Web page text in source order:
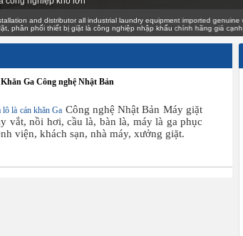
and distributor all industrial laundry equipment imported genuine with
phối thiết bị giặt là công nghiệp nhập khẩu chính hãng giá cạnh tranh
Ga Công nghệ Nhật Bản
lô là cán khăn Ga Công nghệ Nhật Bản Máy giặt
vắt, nồi hơi, cầu là, bàn là, máy là ga phục
viện, khách sạn, nhà máy, xưởng giặt.